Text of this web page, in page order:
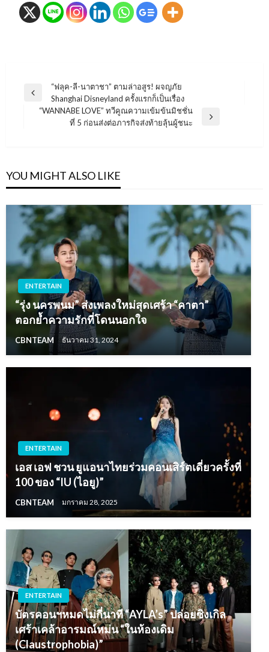
แนะแนว
เรื่อง
Previous
“ฟลุค-ลี-นาตาชา” ตามล่าอสูร! ผจญภัย
Shanghai Disneyland ครั้งแรกก็เป็นเรื่อง
“WANNABE LOVE” ทวีคูณความเข้มข้นมิชชั่น
ที่ 5 ก่อนส่งต่อภารกิจส่งท้ายลุ้นผู้ชนะ
YOU MIGHT ALSO LIKE
ENTERTAIN
“รุ่ง นครพนม” ส่งเพลงใหม่สุดเศร้า “คาตา”
ตอกย้ำความรักที่โดนนอกใจ
CBNTEAM ธันวาคม 31, 2024
ENTERTAIN
เอส เอฟ ชวน ยูแอนาไทยร่วมคอนเสิร์ตเดี่ยวครั้งที่
100 ของ “IU (ไอยู)”
CBNTEAM มกราคม 28, 2025
ENTERTAIN
บัตรคอนฯหมดไม่กี่นาที “AYLA’s” ปล่อยซิงเกิล
เศร้าเคล้าอารมณ์หม่น “ในห้องเดิม
(Claustrophobia)”